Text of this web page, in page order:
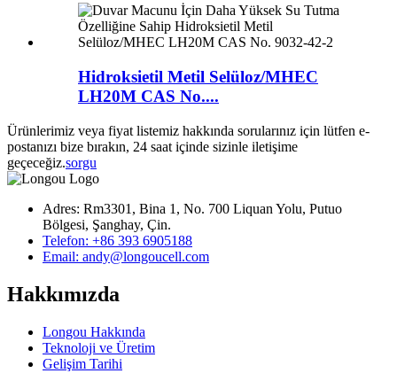
Hidroksietil Metil Selüloz/MHEC
LH20M CAS No....
Ürünlerimiz veya fiyat listemiz hakkında sorularınız için lütfen e-
postanızı bize bırakın, 24 saat içinde sizinle iletişime
geçeceğiz.sorgu
Adres: Rm3301, Bina 1, No. 700 Liquan Yolu, Putuo
Bölgesi, Şanghay, Çin.
Telefon: +86 393 6905188
Email: andy@longoucell.com
Hakkımızda
Longou Hakkında
Teknoloji ve Üretim
Gelişim Tarihi